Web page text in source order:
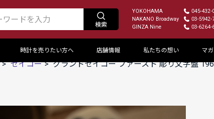
YOKOHAMA
045-432-
NAKANO Broadway
03-5942-
GINZA Nine
03-6264-
時計を売りたい方へ 店舗情報 私たちの想い マ
セイコー グランドセイコー ファースト 彫り文字盤